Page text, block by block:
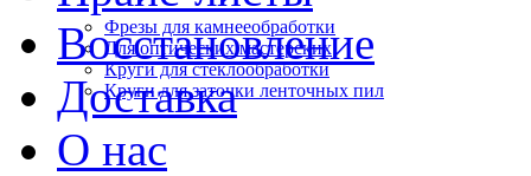
Фрезы для камнееобработки
Для оптических мастерских
Круги для стеклообработки
Круги для заточки ленточных пил
Восстановление
Доставка
О нас